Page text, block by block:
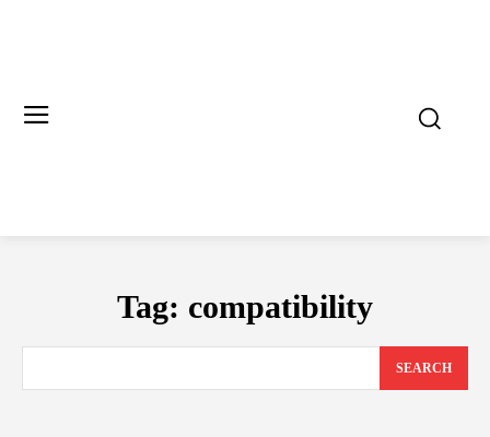
Tag: compatibility
SEARCH